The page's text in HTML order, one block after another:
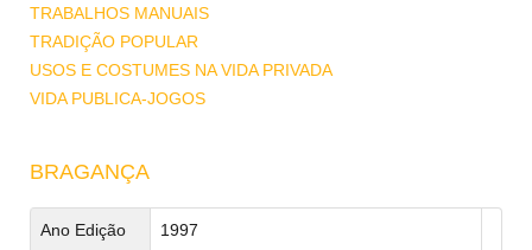
TRABALHOS MANUAIS
TRADIÇÃO POPULAR
USOS E COSTUMES NA VIDA PRIVADA
VIDA PUBLICA-JOGOS
BRAGANÇA
Ano Edição 1997